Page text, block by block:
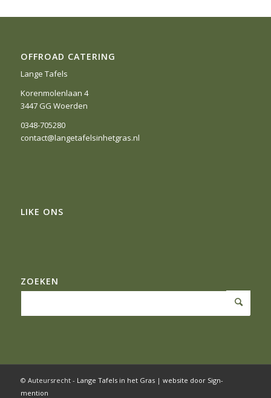
OFFROAD CATERING
Lange Tafels
Korenmolenlaan 4
3447 GG Woerden
0348-705280
contact@langetafelsinhetgras.nl
LIKE ONS
ZOEKEN
© Auteursrecht - Lange Tafels in het Gras| website door Sign-
mention